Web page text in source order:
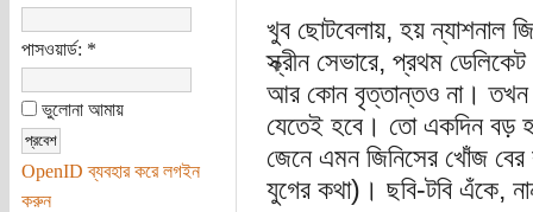
পাসওয়ার্ড: *
ভুলোনা আমায়
OpenID ব্যবহার করে লগইন
করুন
খুব ছোটবেলায়, হয় ন্যাশনাল
স্ক্রীন সেভারে, প্রথম
আর কোন বৃত্তান্তও না। তখন
যেতেই হবে। তো একদিন বড়
জেনে এমন জিনিসের খোঁজ বের
যুগের কথা)। ছবি-টবি এঁকে,